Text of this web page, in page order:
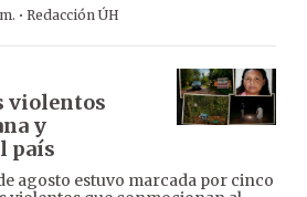
· Redacción ÚH
violentos
y
país
agosto estuvo marcada por cinco